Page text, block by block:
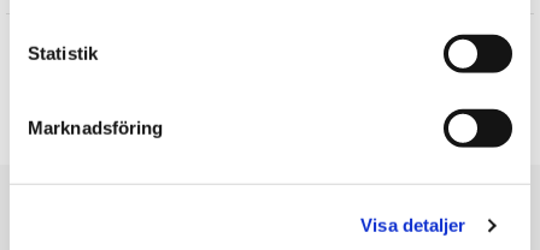
Statistik
Marknadsföring
Visa detaljer